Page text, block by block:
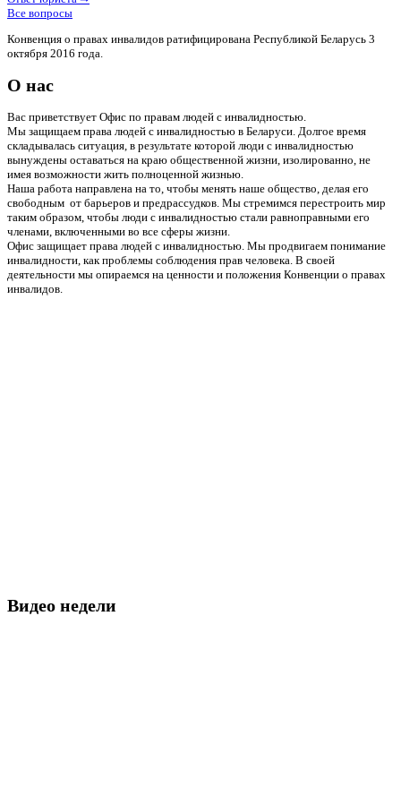
Все вопросы
Конвенция о правах инвалидов ратифицирована Республикой Беларусь 3
октября 2016 года.
О нас
Вас приветствует Офис по правам людей с инвалидностью.
Мы защищаем права людей с инвалидностью в Беларуси. Долгое время
складывалась ситуация, в результате которой люди с инвалидностью
вынуждены оставаться на краю общественной жизни, изолированно, не
имея возможности жить полноценной жизнью.
Наша работа направлена на то, чтобы менять наше общество, делая его
свободным от барьеров и предрассудков. Мы стремимся перестроить мир
таким образом, чтобы люди с инвалидностью стали равноправными его
членами, включенными во все сферы жизни.
Офис защищает права людей с инвалидностью. Мы продвигаем понимание
инвалидности, как проблемы соблюдения прав человека. В своей
деятельности мы опираемся на ценности и положения Конвенции о правах
инвалидов.
Видео недели